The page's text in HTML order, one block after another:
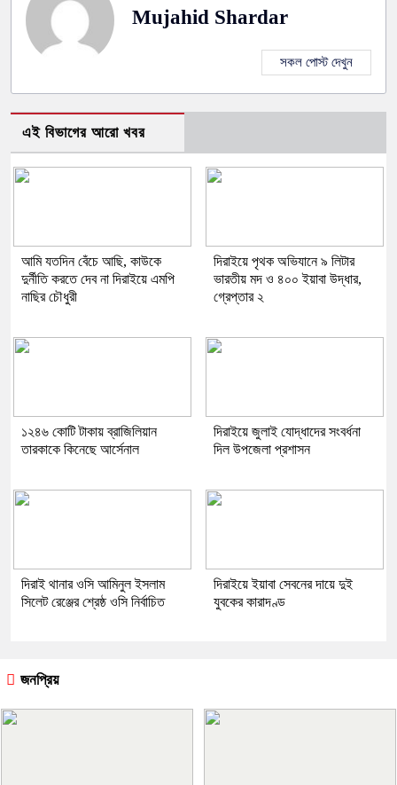
Mujahid Shardar
সকল পোস্ট দেখুন
এই বিভাগের আরো খবর
আমি যতদিন বেঁচে আছি, কাউকে
দুর্নীতি করতে দেব না দিরাইয়ে এমপি
নাছির চৌধুরী
দিরাইয়ে পৃথক অভিযানে ৯ লিটার
ভারতীয় মদ ও ৪০০ ইয়াবা উদ্ধার,
গ্রেপ্তার ২
১২৪৬ কোটি টাকায় ব্রাজিলিয়ান
তারকাকে কিনেছে আর্সেনাল
দিরাইয়ে জুলাই যোদ্ধাদের সংবর্ধনা
দিল উপজেলা প্রশাসন
দিরাই থানার ওসি আমিনুল ইসলাম
সিলেট রেঞ্জের শ্রেষ্ঠ ওসি নির্বাচিত
দিরাইয়ে ইয়াবা সেবনের দায়ে দুই
যুবকের কারাদণ্ড
জনপ্রিয়